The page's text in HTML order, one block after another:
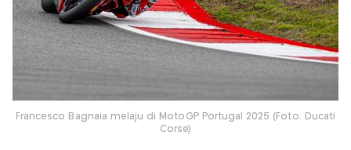
Francesco Bagnaia melaju di MotoGP Portugal 2025 (Foto: Ducati
Corse)